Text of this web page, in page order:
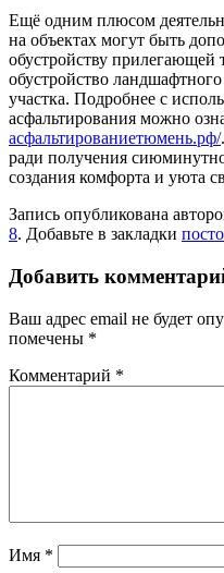
Ещё одним плюсом
на объектах могут быть
обустройству
обустройство
участка. Подробнее с
асфальтирования можно
асфальтированиетюмень.рф/
ради получения
создания комфорта и уюта
Запись опубликована
8. Добавьте в закладки
Добавить
Ваш адрес email не будет
помечены *
Комментарий *
Имя *